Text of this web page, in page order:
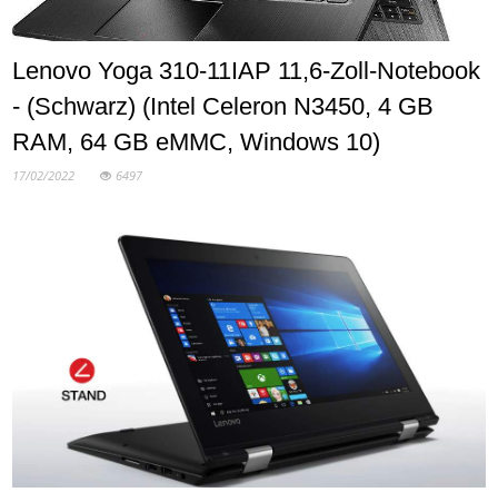
Lenovo Yoga 310-11IAP 11,6-Zoll-Notebook
- (Schwarz) (Intel Celeron N3450, 4 GB
RAM, 64 GB eMMC, Windows 10)
17/02/2022 6497